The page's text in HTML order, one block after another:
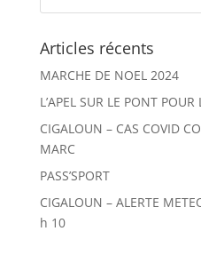
Articles récents
MARCHE DE NOEL 2024
L’APEL SUR LE PONT POUR
CIGALOUN – CAS COVID
MARC
PASS’SPORT
CIGALOUN – ALERTE
h 10